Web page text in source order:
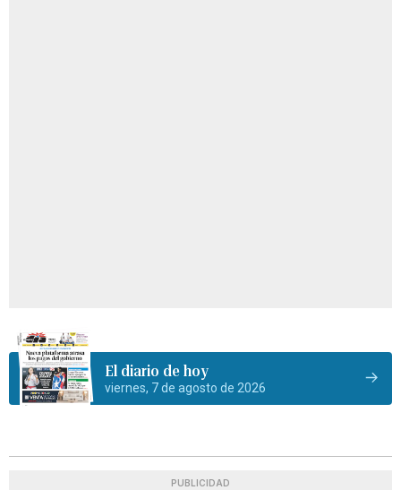
El diario de hoy
viernes, 7 de agosto de 2026
PUBLICIDAD